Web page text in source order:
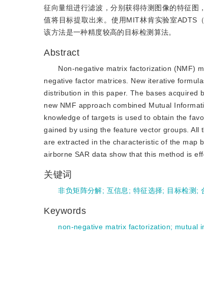
征向量组进行滤波，分别获得待测图像的特征图
值将目标提取出来。使用MIT林肯实验室ADTS
该方法是一种精度较高的目标检测算法。
Abstract
Non-negative matrix factorization (NMF)
negative factor matrices. New iterative
distribution in this paper. The bases acquired
new NMF approach combined Mutual
knowledge of targets is used to obtain the
gained by using the feature vector groups.
are extracted in the characteristic of the map
airborne SAR data show that this method is
关键词
非负矩阵分解; 互信息 ; 特征选择; 目标检测 ;
Keywords
non-negative matrix factorization; mutual